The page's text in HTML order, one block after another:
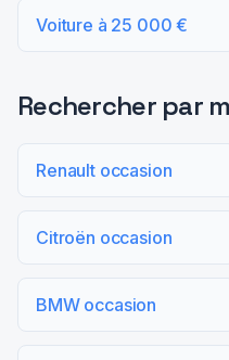
Voiture à 25 000 €
Rechercher par
Renault occasion
Citroën occasion
BMW occasion